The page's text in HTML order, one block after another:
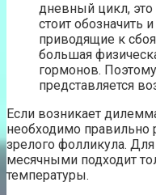
дневный цикл, это
стоит обозначить
приводящие к
большая
гормонов.
представляется
Если возникает
необходимо правильно
зрелого фолликула.
месячными подходит
температуры.